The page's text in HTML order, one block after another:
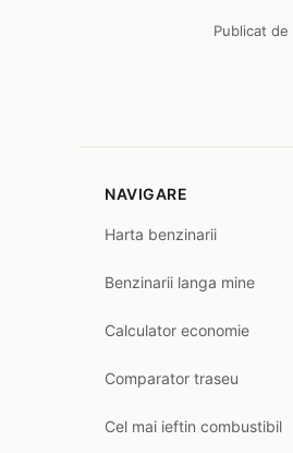
Publicat de
NAVIGARE
Harta benzinarii
Benzinarii langa mine
Calculator economie
Comparator traseu
Cel mai ieftin combustibil